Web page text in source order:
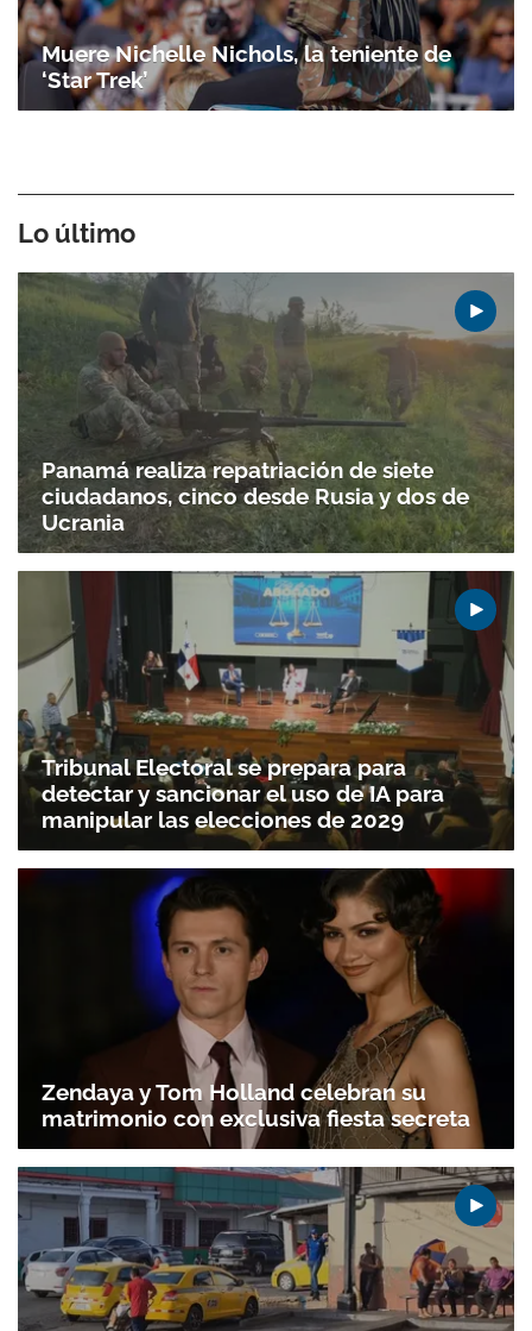
Muere Nichelle Nichols, la teniente de
‘Star Trek’
Lo último
Panamá realiza repatriación de siete
ciudadanos, cinco desde Rusia y dos de
Ucrania
Tribunal Electoral se prepara para
detectar y sancionar el uso de IA para
manipular las elecciones de 2029
Zendaya y Tom Holland celebran su
matrimonio con exclusiva fiesta secreta